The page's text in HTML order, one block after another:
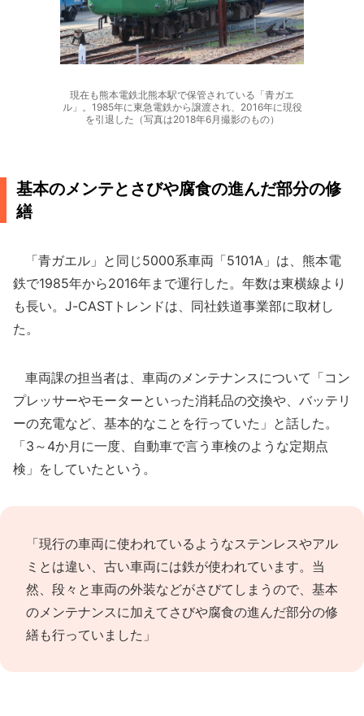
現在も熊本電鉄北熊本駅で保管されている「青ガエ
ル」。1985年に東急電鉄から譲渡され、2016年に現役
を引退した（写真は2018年6月撮影のもの）
基本のメンテとさびや腐食の進んだ部分の修
繕
「青ガエル」と同じ5000系車両「5101A」は、熊本電
鉄で1985年から2016年まで運行した。年数は東横線より
も長い。J-CASTトレンドは、同社鉄道事業部に取材し
た。
車両課の担当者は、車両のメンテナンスについて「コン
プレッサーやモーターといった消耗品の交換や、バッテリ
ーの充電など、基本的なことを行っていた」と話した。
「3～4か月に一度、自動車で言う車検のような定期点
検」をしていたという。
「現行の車両に使われているようなステンレスやアル
ミとは違い、古い車両には鉄が使われています。当
然、段々と車両の外装などがさびてしまうので、基本
のメンテナンスに加えてさびや腐食の進んだ部分の修
繕も行っていました」